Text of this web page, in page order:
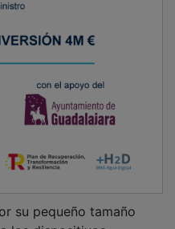
los dispositivos